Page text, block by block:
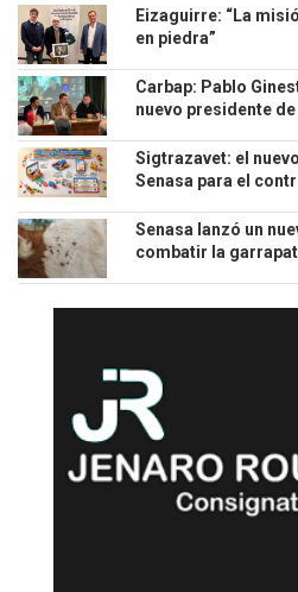
Eizaguirre: “La
en piedra”
Carbap: Pablo
nuevo presidente
Sigtrazavet: el
Senasa para el
Senasa lanzó un
combatir la